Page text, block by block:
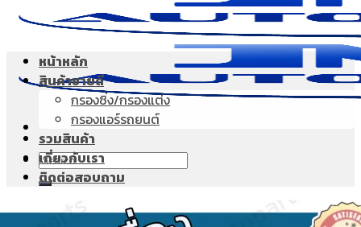
Search
for:
หน้าหลัก
สินค้าขายดี
กรองซิ่ง/กรองแต่ง
กรองแอร์รถยนต์
รวมสินค้า
เกี่ยวกับเรา
ติดต่อสอบถาม